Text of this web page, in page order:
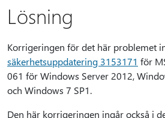
Lösning
Korrigeringen för det här problemet
säkerhetsuppdatering 3153171 för
061 för Windows Server 2012,
och Windows 7 SP1.
Den här korrigeringen ingår också i